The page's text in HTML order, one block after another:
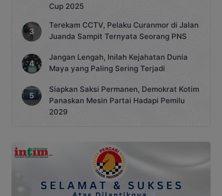
Cup 2025
Terekam CCTV, Pelaku Curanmor di Jalan
Juanda Sampit Ternyata Seorang PNS
Jangan Lengah, Inilah Kejahatan Dunia
Maya yang Paling Sering Terjadi
Siapkan Saksi Permanen, Demokrat Kotim
Panaskan Mesin Partai Hadapi Pemilu
2029